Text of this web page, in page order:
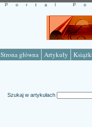
Strona główna Artykuły
Portal
Szukaj w artykułach